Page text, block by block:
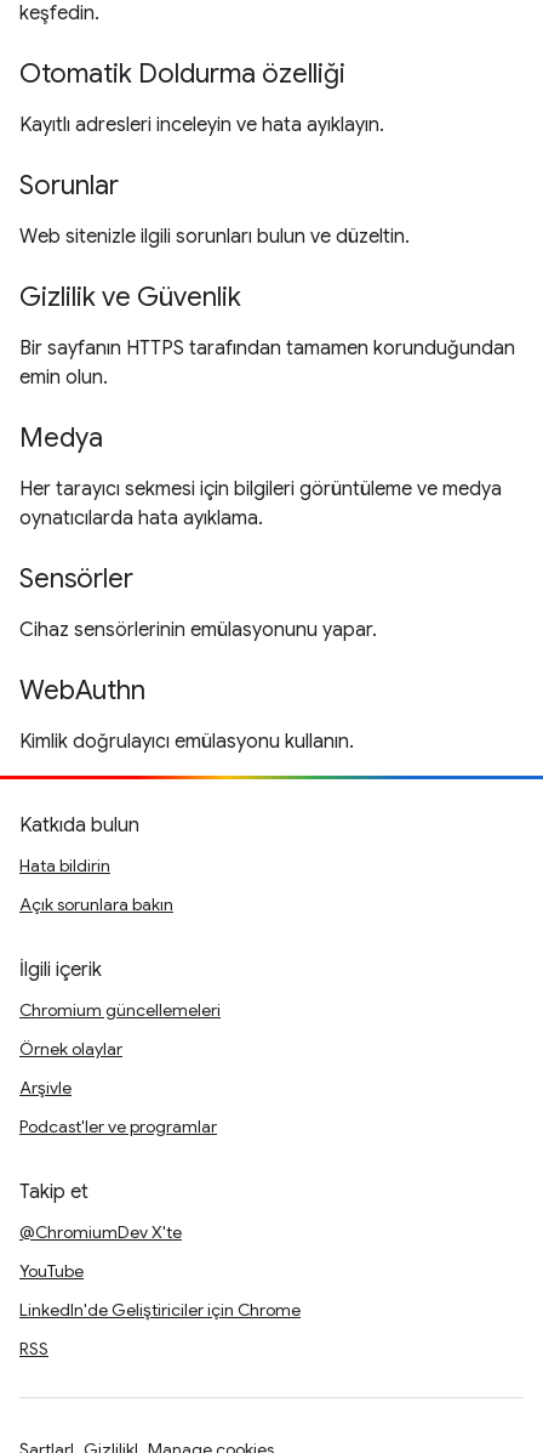
keşfedin.
Otomatik Doldurma özelliği
Kayıtlı adresleri inceleyin ve hata ayıklayın.
Sorunlar
Web sitenizle ilgili sorunları bulun ve düzeltin.
Gizlilik ve Güvenlik
Bir sayfanın HTTPS tarafından tamamen korunduğundan
emin olun.
Medya
Her tarayıcı sekmesi için bilgileri görüntüleme ve medya
oynatıcılarda hata ayıklama.
Sensörler
Cihaz sensörlerinin emülasyonunu yapar.
WebAuthn
Kimlik doğrulayıcı emülasyonu kullanın.
Katkıda bulun
Hata bildirin
Açık sorunlara bakın
İlgili içerik
Chromium güncellemeleri
Örnek olaylar
Arşivle
Podcast'ler ve programlar
Takip et
@ChromiumDev X'te
YouTube
LinkedIn'de Geliştiriciler için Chrome
RSS